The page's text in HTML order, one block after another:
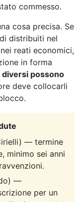
commesso.
cosa precisa. Se
distribuiti nel
reati economici,
in forma
diversi possono
deve collocarli
— termine
minimo sei anni
—
per un